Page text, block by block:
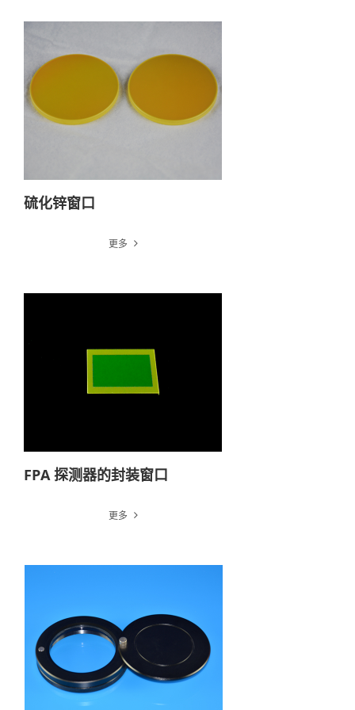
硫化锌窗口
更多
FPA 探测器的封装窗口
更多